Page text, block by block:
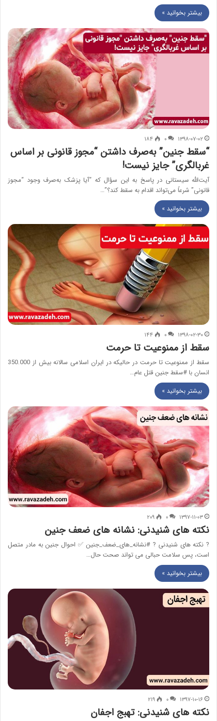
بیشتر بخوانید »
۱۳۹۸-۰۷-۰۲ ۰ ۱۸۴
“سقط جنین” به‌صرف داشتن “مجوز قانونی بر اساس
غربالگری” جایز نیست!
آیت‌الله سیستانی در پاسخ به این سؤال که “آیا پزشک به‌صرف وجود “مجوز
قانونی” شرعاً می‌تواند اقدام به سقط کند؟”…
بیشتر بخوانید »
۱۳۹۸-۰۲-۳۰ ۰ ۱۴۴
سقط از ممنوعیت تا حرمت
سقط از ممنوعیت تا حرمت در حالیکه در ایران اسلامی سالانه بیش از 350.000
انسان با #سقط جنین قتل عام…
بیشتر بخوانید »
۱۳۹۷-۱۱-۰۳ ۰ ۲۰۹
نکته های شنیدنی: نشانه های ضعف جنین
? نکته های شنیدنی ? #نشانه_های_ضعف_جنین ✅ احوال جنین به مادر متصل
است، پس سلامت حبالی می تواند صحت حال…
بیشتر بخوانید »
۱۳۹۷-۱۰-۱۶ ۰ ۲۱۹
نکته های شنیدنی: تهبج اجفان